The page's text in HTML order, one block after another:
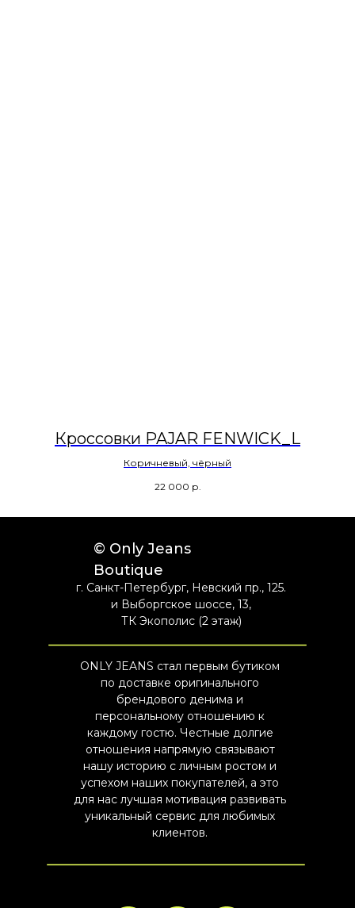
Кроссовки PAJAR FENWICK_L
Коричневый, чёрный
22 000 р.
ONLY JEANS стал первым бутиком
по доставке оригинального
брендового денима и
персональному отношению к
каждому гостю. Честные долгие
отношения напрямую связывают
нашу историю с личным ростом и
успехом наших покупателей, а это
для нас лучшая мотивация развивать
уникальный сервис для любимых
клиентов.
г. Санкт-Петербург, Невский пр., 125.
и Выборгское шоссе, 13,
ТК Экополис (2 этаж)
© Only Jeans
Boutique